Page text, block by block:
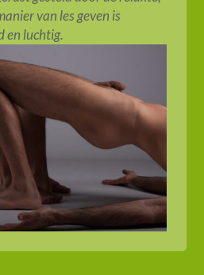
van les geven is
en luchtig.